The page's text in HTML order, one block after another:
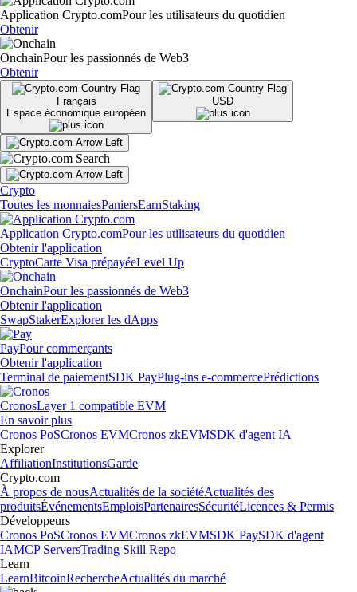
Application Crypto.comPour les utilisateurs du quotidien
Obtenir
OnchainPour les passionnés de Web3
Obtenir
Français
Espace économique européen
USD
Crypto
Toutes les monnaiesPaniersEarnStaking
Application Crypto.comPour les utilisateurs du quotidien
Obtenir l'application
CryptoCarte Visa prépayéeLevel Up
OnchainPour les passionnés de Web3
Obtenir l'application
SwapStakerExplorer les dApps
PayPour commerçants
Obtenir l'application
Terminal de paiementSDK PayPlug-ins e-commercePrédictions
CronosLayer 1 compatible EVM
En savoir plus
Cronos PoSCronos EVMCronos zkEVMSDK d'agent IA
Explorer
AffiliationInstitutionsGarde
Crypto.com
À propos de nousActualités de la sociétéActualités des
produitsÉvénementsEmploisPartenairesSécuritéLicences & Permis
Développeurs
Cronos PoSCronos EVMCronos zkEVMSDK PaySDK d'agent
IAMCP ServersTrading Skill Repo
Learn
LearnBitcoinRechercheActualités du marché